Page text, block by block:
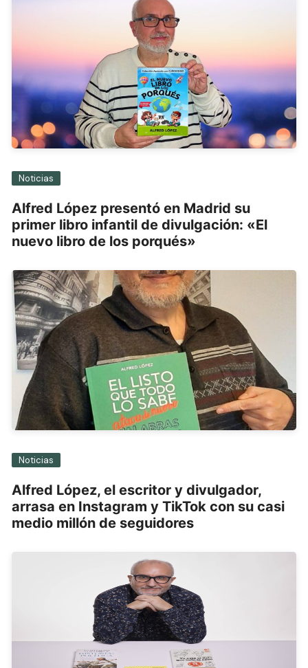
Noticias
Alfred López presentó en Madrid su
primer libro infantil de divulgación: «El
nuevo libro de los porqués»
Noticias
Alfred López, el escritor y divulgador,
arrasa en Instagram y TikTok con su casi
medio millón de seguidores